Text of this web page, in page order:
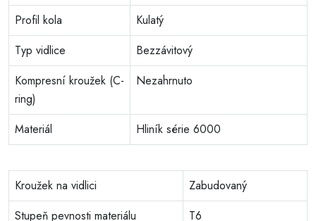
Profil kola
Kulatý
Typ vidlice
Bezzávitový
Kompresní kroužek (C-
ring)
Nezahrnuto
Materiál Hliník série 6000
Kroužek na vidlici
Zabudovaný
Stupeň pevnosti materiálu
T6